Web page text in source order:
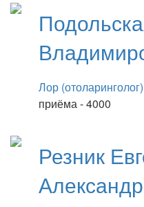
Лор (отоларинголог)
приёма - 4000
Резник